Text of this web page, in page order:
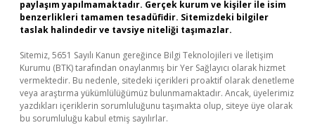
paylaşım yapılmamaktadır. Gerçek kurum ve kişiler ile isim
benzerlikleri tamamen tesadüfidir. Sitemizdeki bilgiler
taslak halindedir ve tavsiye niteliği taşımazlar.
Sitemiz, 5651 Sayılı Kanun gereğince Bilgi Teknolojileri ve İletişim
Kurumu (BTK) tarafından onaylanmış bir Yer Sağlayıcı olarak hizmet
vermektedir. Bu nedenle, sitedeki içerikleri proaktif olarak denetleme
veya araştırma yükümlülüğümüz bulunmamaktadır. Ancak, üyelerimiz
yazdıkları içeriklerin sorumluluğunu taşımakta olup, siteye üye olarak
bu sorumluluğu kabul etmiş sayılırlar.